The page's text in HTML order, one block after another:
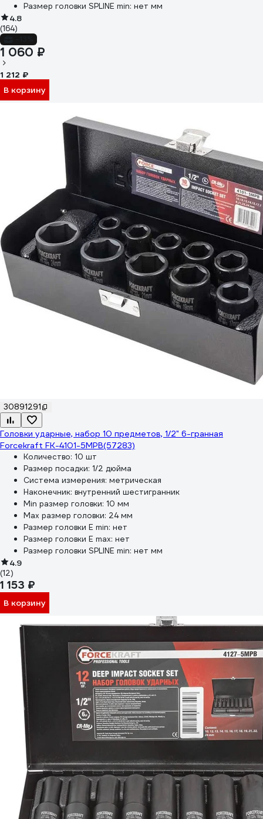
Размер головки SPLINE min: нет мм
4.8
(164)
1 060 ₽
1 212 ₽
В корзину
30891291
Головки ударные, набор 10 предметов, 1/2" 6-гранная
Forcekraft FK-4101-5MPB(57283)
Количество: 10 шт
Размер посадки: 1/2 дюйма
Система измерения: метрическая
Наконечник: внутренний шестигранник
Min размер головки: 10 мм
Max размер головки: 24 мм
Размер головки E min: нет
Размер головки E max: нет
Размер головки SPLINE min: нет мм
4.9
(12)
1 153 ₽
В корзину